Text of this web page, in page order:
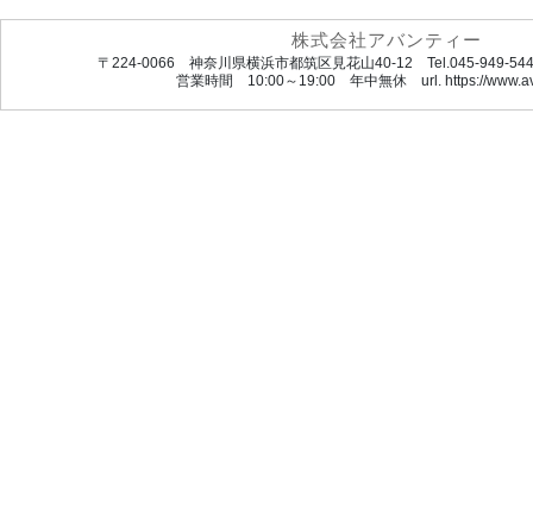
株式会社アバンティー
〒224-0066 神奈川県横浜市都筑区見花山40-12 Tel.045-949-
営業時間 10:00～19:00 年中無休 url. https://